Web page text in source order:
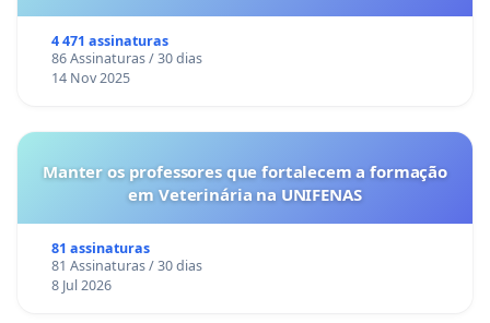
4 471 assinaturas
86 Assinaturas / 30 dias
14 Nov 2025
Manter os professores que fortalecem a formação
em Veterinária na UNIFENAS
81 assinaturas
81 Assinaturas / 30 dias
8 Jul 2026